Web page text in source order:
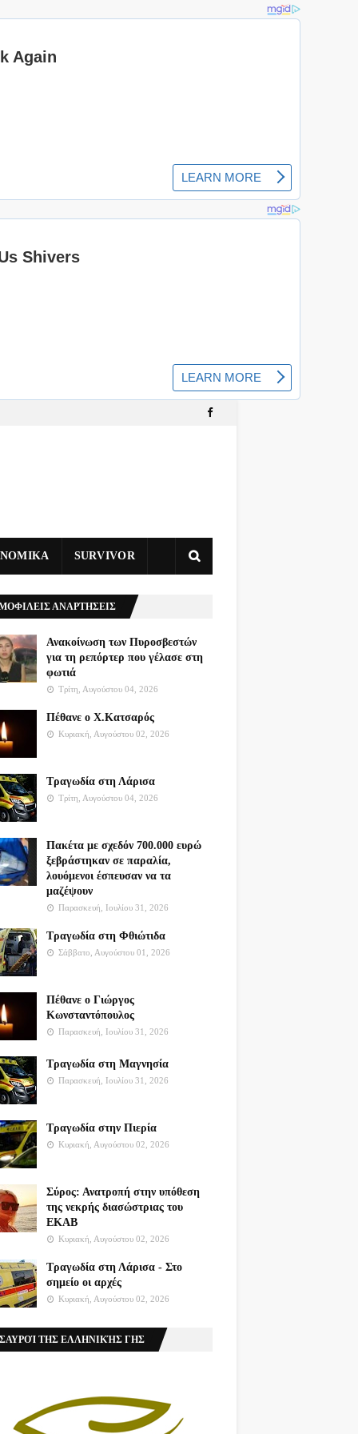
SURVIVOR
ΑΝΑΡΤΗΣΕΙΣ
Ανακοίνωση των Πυροσβεστών
για τη ρεπόρτερ που γέλασε στη
φωτιά
Τρίτη, Αυγούστου 04, 2026
Πέθανε ο Χ.Κατσαρός
Κυριακή, Αυγούστου 02, 2026
Τραγωδία στη Λάρισα
Τρίτη, Αυγούστου 04, 2026
Πακέτα με σχεδόν 700.000 ευρώ
ξεβράστηκαν σε παραλία,
λουόμενοι έσπευσαν να τα
μαζέψουν
Παρασκευή, Ιουλίου 31, 2026
Τραγωδία στη Φθιώτιδα
Σάββατο, Αυγούστου 01, 2026
Πέθανε ο Γιώργος
Κωνσταντόπουλος
Παρασκευή, Ιουλίου 31, 2026
Τραγωδία στη Μαγνησία
Παρασκευή, Ιουλίου 31, 2026
Τραγωδία στην Πιερία
Κυριακή, Αυγούστου 02, 2026
Σύρος: Ανατροπή στην υπόθεση
της νεκρής διασώστριας του
ΕΚΑΒ
Κυριακή, Αυγούστου 02, 2026
Τραγωδία στη Λάρισα - Στο
σημείο οι αρχές
Κυριακή, Αυγούστου 02, 2026
ΤΗΣ ΕΛΛΗΝΙΚΉΣ ΓΗΣ